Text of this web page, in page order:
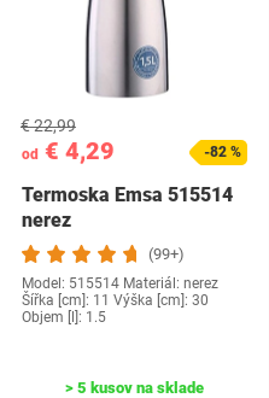
od € 4,29
€ 22,99
-82 %
Termoska Emsa 515514
nerez
(99+)
Model: 515514 Materiál: nerez
Šířka [cm]: 11 Výška [cm]: 30
Objem [l]: 1.5
> 5 kusov na sklade